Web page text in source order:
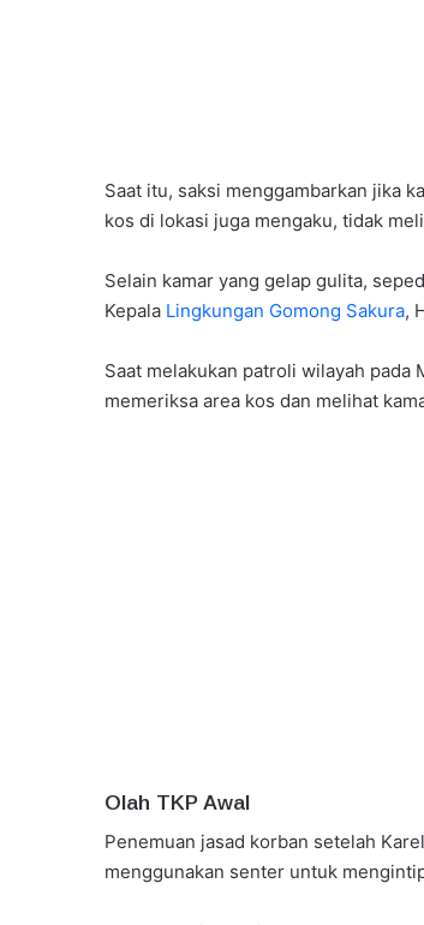
Saat itu, saksi menggambarkan jika
kos di lokasi juga mengaku, tidak
Selain kamar yang gelap gulita,
Kepala Lingkungan Gomong Sakura,
Saat melakukan patroli wilayah
memeriksa area kos dan melihat
Olah TKP Awal
Penemuan jasad korban setelah
menggunakan senter untuk